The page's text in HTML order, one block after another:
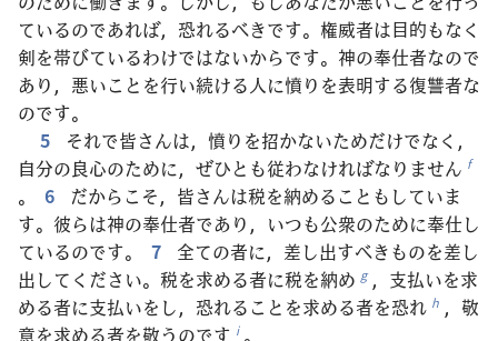
ているのであれば，恐れるべきです。権威者は目的もなく
剣を帯びているわけではないからです。神の奉仕者なので
あり，悪いことを行い続ける人に憤りを表明する復讐者な
のです。
5
それで皆さんは，憤りを招かないためだけでなく，
自分の良心のために，ぜひとも従わなければなりません f
。 6
だからこそ，皆さんは税を納めることもしていま
す。彼らは神の奉仕者であり，いつも公衆のために奉仕し
ているのです。
7
全ての者に，差し出すべきものを差し
出してください。税を求める者に税を納め g ，支払いを求
める者に支払いをし，恐れることを求める者を恐れ h ，敬
意を求める者を敬うのです i 。